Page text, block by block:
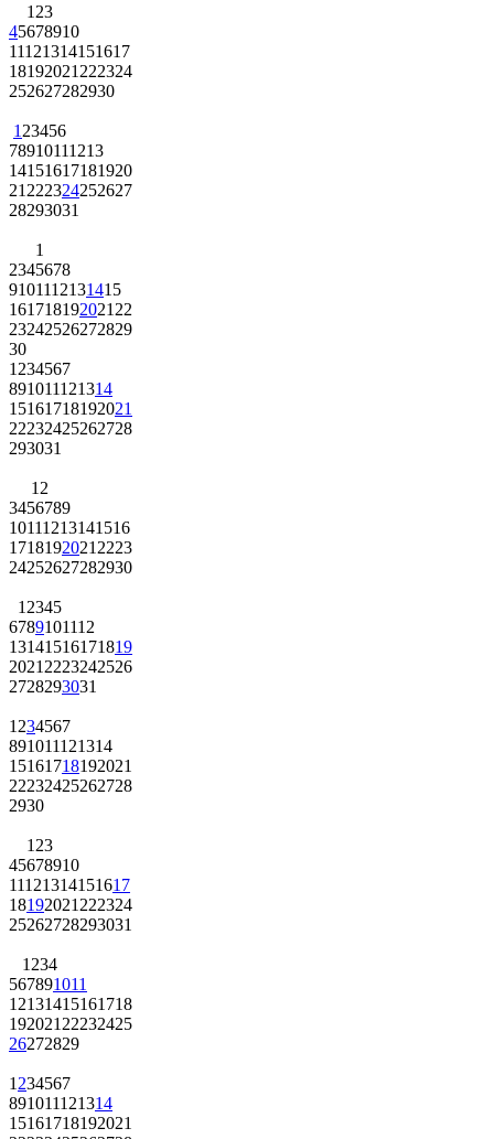
1 23
45678910
11121314151617
18192021 222324
252627282930
1 23456
78910111213
14151617181920
21 222324252627
28293031
1
2345678
9101112131415
161718192021 22
23242526272829
30
1 234567
891011121314
15161718192021
22232425262728
293031
1 2
3456789
10111213141516
1718192021 2223
24252627282930
1 2345
6789101112
13141516171819
2021 2223242526
2728293031
1 234567
891011121314
15161718192021
22232425262728
2930
1 23
45678910
11121314151617
18192021 222324
25262728293031
1 234
567891011
12131415161718
192021 22232425
26272829
1 234567
891011121314
15161718192021